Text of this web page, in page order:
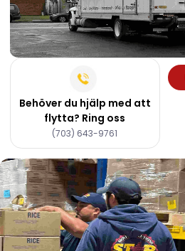
Behöver du hjälp med att
flytta? Ring oss
(703) 643-9761